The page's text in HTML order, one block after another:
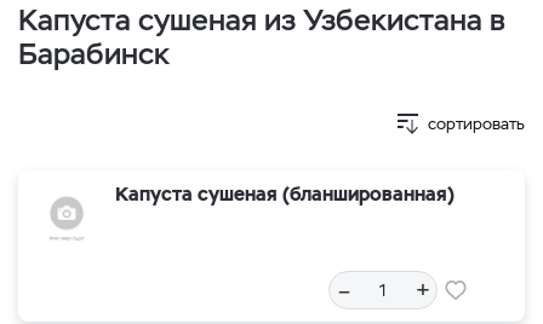
Капуста сушеная из Узбекистана в
Барабинск
сортировать
Капуста сушеная (бланшированная)
– +